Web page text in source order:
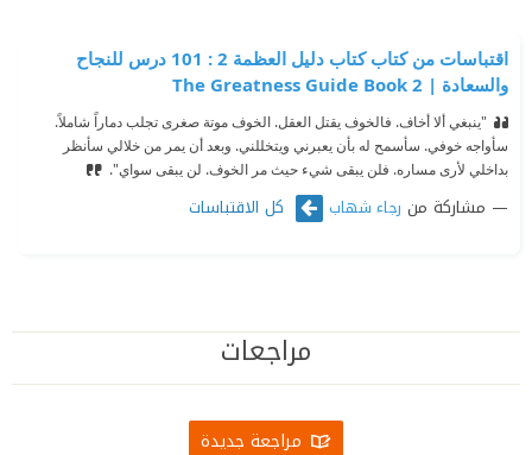
اقتباسات من كتاب كتاب دليل العظمة 2 : 101 درس للنجاح
والسعادة | ‎The Greatness Guide Book ‎2‎‎
"ينبغي ألا أخاف. فالخوف يقتل العقل. الخوف موتة صغرى تجلب دماراً شاملاً.
سأواجه خوفي. سأسمح له بأن يعبرني ويتخللني. وبعد أن يمر من خلالي سأنظر
بداخلي لأرى مساره. فلن يبقى شيء حيث مر الخوف. لن يبقى سواي".
مشاركة من رجاء شهاب كل الاقتباسات
مراجعات
مراجعة جديدة